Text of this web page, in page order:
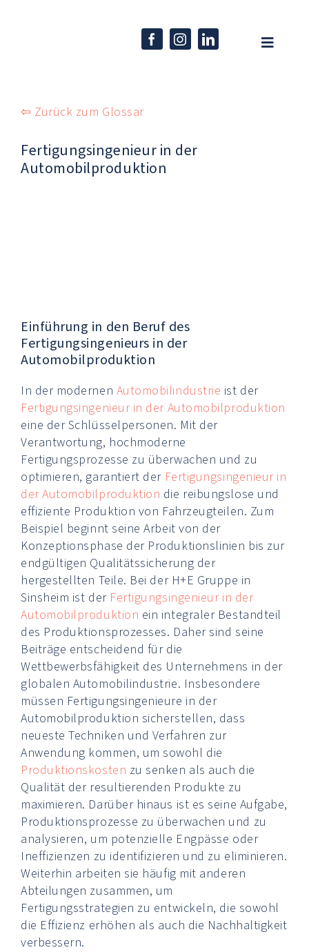
Toggle
Unternehmen
Kompetenzen
⇦ Zurück zum Glossar
Fertigungsingenieur in der
Automobilproduktion
Einführung in den Beruf des
Fertigungsingenieurs in der
Automobilproduktion
In der modernen Automobilindustrie ist der
Fertigungsingenieur in der Automobilproduktion
eine der Schlüsselpersonen. Mit der
Verantwortung, hochmoderne
Fertigungsprozesse zu überwachen und zu
optimieren, garantiert der Fertigungsingenieur in
der Automobilproduktion die reibungslose und
effiziente Produktion von Fahrzeugteilen. Zum
Beispiel beginnt seine Arbeit von der
Konzeptionsphase der Produktionslinien bis zur
endgültigen Qualitätssicherung der
hergestellten Teile. Bei der H+E Gruppe in
Sinsheim ist der Fertigungsingenieur in der
Automobilproduktion ein integraler Bestandteil
des Produktionsprozesses. Daher sind seine
Beiträge entscheidend für die
Wettbewerbsfähigkeit des Unternehmens in der
globalen Automobilindustrie. Insbesondere
müssen Fertigungsingenieure in der
Automobilproduktion sicherstellen, dass
neueste Techniken und Verfahren zur
Anwendung kommen, um sowohl die
Produktionskosten zu senken als auch die
Qualität der resultierenden Produkte zu
maximieren. Darüber hinaus ist es seine Aufgabe,
Produktionsprozesse zu überwachen und zu
analysieren, um potenzielle Engpässe oder
Ineffizienzen zu identifizieren und zu eliminieren.
Weiterhin arbeiten sie häufig mit anderen
Abteilungen zusammen, um
Fertigungsstrategien zu entwickeln, die sowohl
die Effizienz erhöhen als auch die Nachhaltigkeit
verbessern.